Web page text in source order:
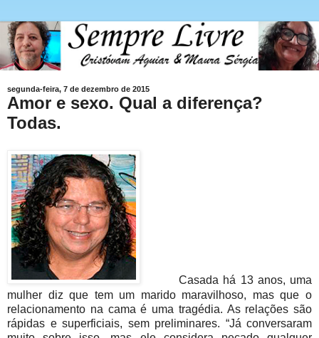
segunda-feira, 7 de dezembro de 2015
Amor e sexo. Qual a diferença?
Todas.
Casada há 13 anos, uma
mulher diz que tem um marido maravilhoso, mas que o
relacionamento na cama é uma tragédia. As relações são
rápidas e superficiais, sem preliminares. “Já conversaram